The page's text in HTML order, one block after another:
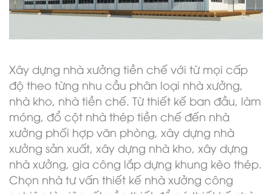
Xây dựng nhà xưởng tiền chế với từ mọi cấp
độ theo từng nhu cầu phân loại nhà xưởng,
nhà kho, nhà tiền chế. Từ thiết kế ban đầu, làm
móng, đổ cột nhà thép tiền chế đến nhà
xưởng phối hợp văn phòng, xây dựng nhà
xưởng sản xuất, xây dựng nhà kho, xây dựng
nhà xưởng, gia công lắp dựng khung kèo thép.
Chọn nhà tư vấn thiết kế nhà xưởng công